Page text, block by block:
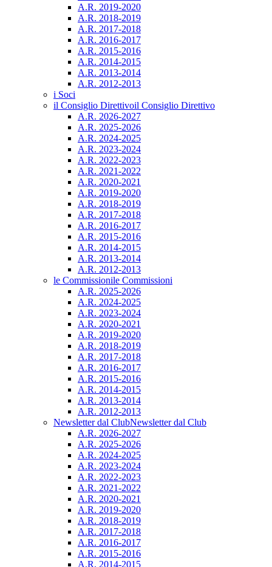
A.R. 2019-2020
A.R. 2018-2019
A.R. 2017-2018
A.R. 2016-2017
A.R. 2015-2016
A.R. 2014-2015
A.R. 2013-2014
A.R. 2012-2013
i Soci
il Consiglio Direttivoil Consiglio Direttivo
A.R. 2026-2027
A.R. 2025-2026
A.R. 2024-2025
A.R. 2023-2024
A.R. 2022-2023
A.R. 2021-2022
A.R. 2020-2021
A.R. 2019-2020
A.R. 2018-2019
A.R. 2017-2018
A.R. 2016-2017
A.R. 2015-2016
A.R. 2014-2015
A.R. 2013-2014
A.R. 2012-2013
le Commissionile Commissioni
A.R. 2025-2026
A.R. 2024-2025
A.R. 2023-2024
A.R. 2020-2021
A.R. 2019-2020
A.R. 2018-2019
A.R. 2017-2018
A.R. 2016-2017
A.R. 2015-2016
A.R. 2014-2015
A.R. 2013-2014
A.R. 2012-2013
Newsletter dal ClubNewsletter dal Club
A.R. 2026-2027
A.R. 2025-2026
A.R. 2024-2025
A.R. 2023-2024
A.R. 2022-2023
A.R. 2021-2022
A.R. 2020-2021
A.R. 2019-2020
A.R. 2018-2019
A.R. 2017-2018
A.R. 2016-2017
A.R. 2015-2016
A.R. 2014-2015